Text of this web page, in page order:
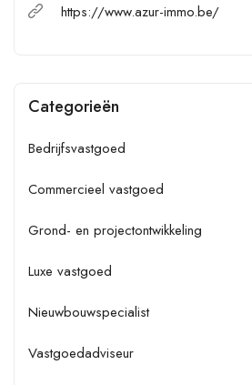
https://www.azur-immo.be/
Categorieën
Bedrijfsvastgoed
Commercieel vastgoed
Grond- en projectontwikkeling
Luxe vastgoed
Nieuwbouwspecialist
Vastgoedadviseur